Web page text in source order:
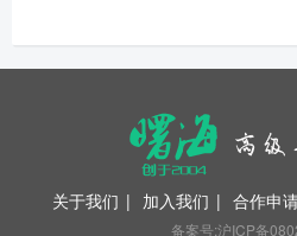
关于我们 | 加入我们 | 合作申
备案号:沪ICP备